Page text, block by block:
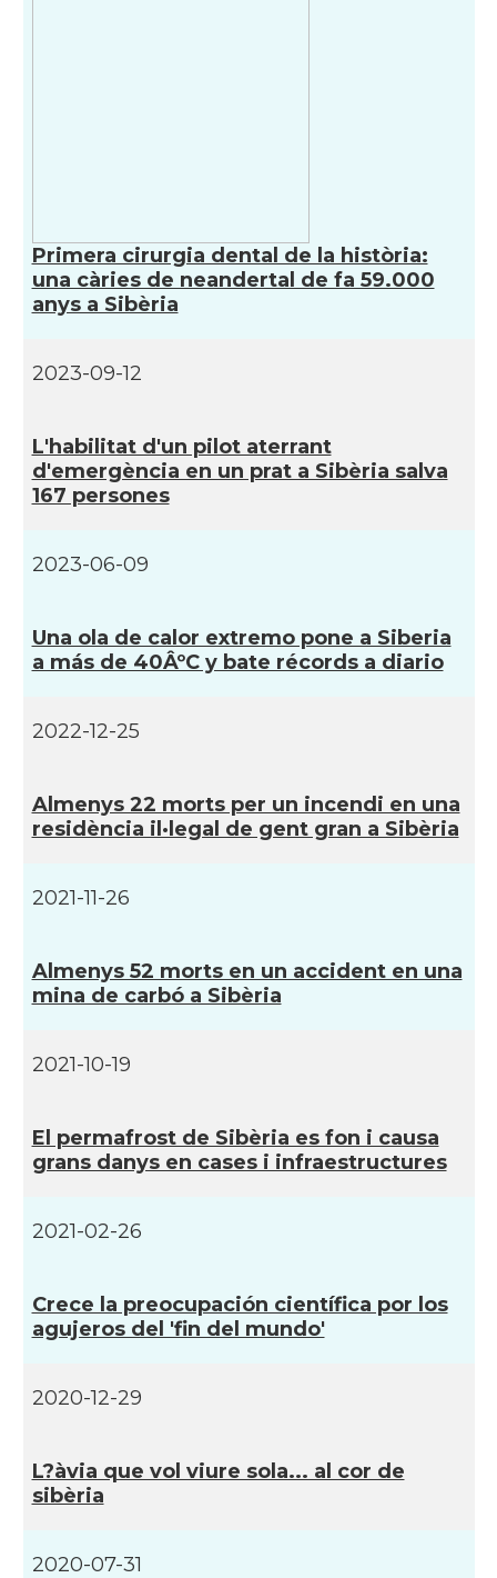
Primera cirurgia dental de la història:
una càries de neandertal de fa 59.000
anys a Sibèria
2023-09-12
L'habilitat d'un pilot aterrant
d'emergència en un prat a Sibèria salva
167 persones
2023-06-09
Una ola de calor extremo pone a Siberia
a más de 40ÂºC y bate récords a diario
2022-12-25
Almenys 22 morts per un incendi en una
residència il·legal de gent gran a Sibèria
2021-11-26
Almenys 52 morts en un accident en una
mina de carbó a Sibèria
2021-10-19
El permafrost de Sibèria es fon i causa
grans danys en cases i infraestructures
2021-02-26
Crece la preocupación cientí­fica por los
agujeros del 'fin del mundo'
2020-12-29
L?àvia que vol viure sola... al cor de
sibèria
2020-07-31